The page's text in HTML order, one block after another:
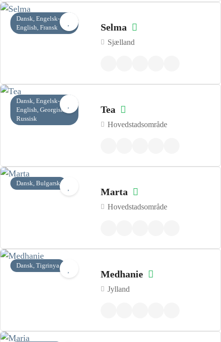
Dansk, Engelsk-
English, Fransk
Selma
Sjælland
Dansk, Engelsk-
English, Georgisk,
Russisk
Tea
Hovedstadsområde
Dansk, Bulgarsk
Marta
Hovedstadsområde
Dansk, Tigrinya
Medhanie
Jylland